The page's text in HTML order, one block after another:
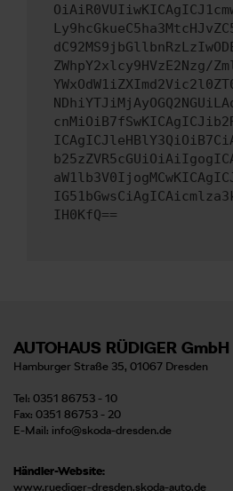
ZWhpY2xlcy9HVzE2Nzg/
IH0KfQ==
AUTOHAUS RÜDIGER GmbH
Hamburger Straße 35, 01067 Dresden
Tel: 0351 86753 - 10
Fax: 0351 86753 - 20
E-Mail: info@skoda-dresden.de
Händler-Website:
www.ruediger-dresden.skoda-auto.de